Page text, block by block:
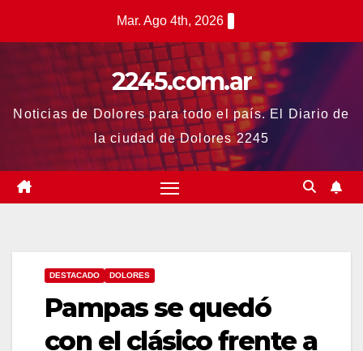
Mar. Ago 4th, 2026
2245.com.ar
Noticias de Dolores para todo el país. El Diario de
la ciudad de Dolores 2245
DESTACADO DOLORES
Pampas se quedó
con el clásico frente a